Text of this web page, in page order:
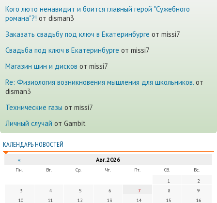
Кого люто ненавидит и боится главный герой "Сужебного
романа"?! от disman3
Заказать свадьбу под ключ в Екатеринбурге от missi7
Cвадьба под ключ в Екатеринбурге от missi7
Магазин шин и дисков от missi7
Re: Физиология возникновения мышления для школьников. от
disman3
Технические газы от missi7
Личный случай от Gambit
КАЛЕНДАРЬ НОВОСТЕЙ
« Авг.2026
Пн. Вт. Ср. Чт. Пт. Сб.
Вс.
1
2
3
4 5 6 7 8
9
10
11 12 13 14 15 16